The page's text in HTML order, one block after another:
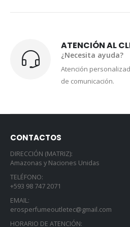
ATENCIÓN AL
¿Necesita ayuda?
Atención
de comunicación.
CONTACTOS
DIRECCIÓN (MATRIZ):
Amazonas y Naciones Unidas
TELÉFONO:
+593 98 747 2071
EMAIL:
erosperfumeoutletec@gmail.com
HORARIO DE ATENCIÓN: